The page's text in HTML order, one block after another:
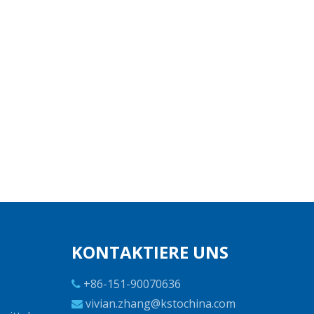
KONTAKTIERE UNS
+86-151-90070636
 vivian.zhang@kstochina.com